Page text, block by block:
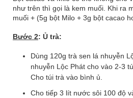
như trên thì gọi là kem muối. Khi ra
muối + (5g bột Milo + 3g bột cacao
Bước 2: Ủ trà:
Dùng 120g trà sen lá nhuyễn
nhuyễn Lộc Phát cho vào 2-3
Cho túi trà vào bình ủ.
Cho tiếp 3 lít nước sôi 100 độ